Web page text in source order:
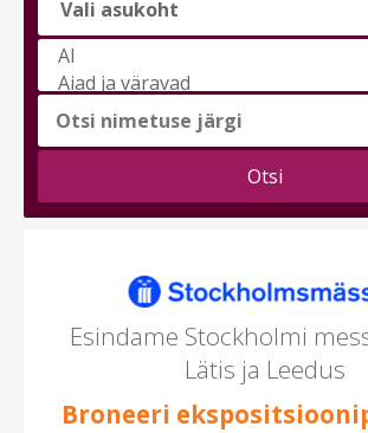
Vali
messi
teema
valida
Esindame Stockholmi
Lätis ja Leedus
Broneeri